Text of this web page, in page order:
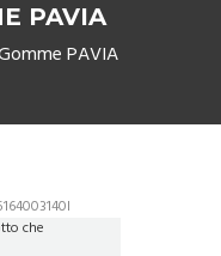
PAVIA
PAVIA
che